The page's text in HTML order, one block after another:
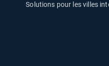
Solutions pour les villes